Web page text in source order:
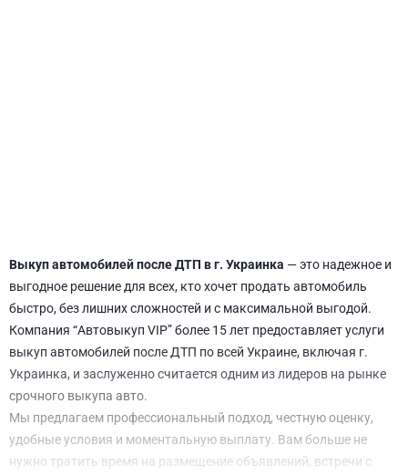
Выкуп автомобилей после ДТП в г. Украинка — это надежное и
выгодное решение для всех, кто хочет продать автомобиль
быстро, без лишних сложностей и с максимальной выгодой.
Компания “Автовыкуп VIP” более 15 лет предоставляет услуги
выкуп автомобилей после ДТП по всей Украине, включая г.
Украинка, и заслуженно считается одним из лидеров на рынке
срочного выкупа авто.
Мы предлагаем профессиональный подход, честную оценку,
удобные условия и моментальную выплату. Вам больше не
нужно тратить время на размещение объявлений, встречи с